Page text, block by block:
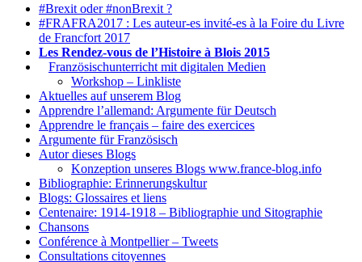
#Brexit oder #nonBrexit ?
#FRAFRA2017 : Les auteur-es invité-es à la Foire du Livre
de Francfort 2017
Les Rendez-vous de l’Histoire à Blois 2015
Französischunterricht mit digitalen Medien
Workshop – Linkliste
Aktuelles auf unserem Blog
Apprendre l’allemand: Argumente für Deutsch
Apprendre le français – faire des exercices
Argumente für Französisch
Autor dieses Blogs
Konzeption unseres Blogs www.france-blog.info
Bibliographie: Erinnerungskultur
Blogs: Glossaires et liens
Centenaire: 1914-1918 – Bibliographie und Sitographie
Chansons
Conférence à Montpellier – Tweets
Consultations citoyennes